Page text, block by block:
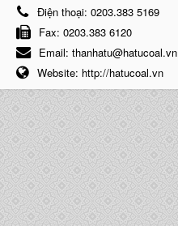
Điện thoại: 0203.383 5169
Fax: 0203.383 6120
Email: thanhatu@hatucoal.vn
Website: http://hatucoal.vn